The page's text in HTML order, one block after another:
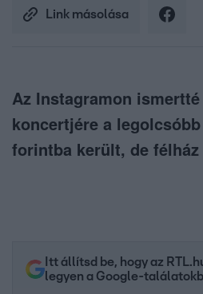
Link másolása
Az Instagramon
koncertjére a
forintba került, de
Itt állítsd be, hogy az
legyen a Google-